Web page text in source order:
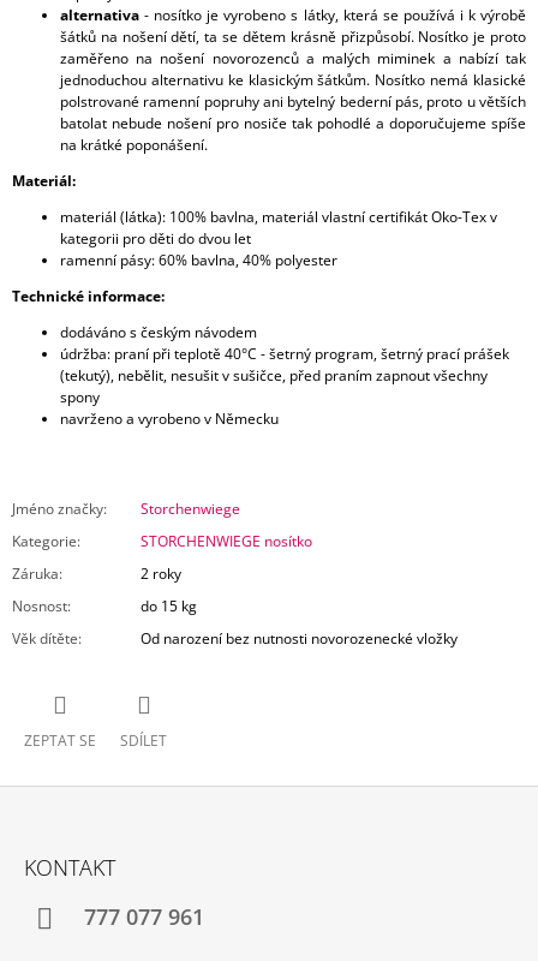
alternativa - nosítko je vyrobeno s látky, která se používá i k výrobě
šátků na nošení dětí, ta se dětem krásně přizpůsobí. Nosítko je proto
zaměřeno na nošení novorozenců a malých miminek a nabízí tak
jednoduchou alternativu ke klasickým šátkům. Nosítko nemá klasické
polstrované ramenní popruhy ani bytelný bederní pás, proto u větších
batolat nebude nošení pro nosiče tak pohodlé a doporučujeme spíše
na krátké poponášení.
Materiál:
materiál (látka): 100% bavlna, materiál vlastní certifikát Oko-Tex v
kategorii pro děti do dvou let
ramenní pásy: 60% bavlna, 40% polyester
Technické informace:
dodáváno s českým návodem
údržba: praní při teplotě 40°C - šetrný program, šetrný prací prášek
(tekutý), nebělit, nesušit v sušičce, před praním zapnout všechny
spony
navrženo a vyrobeno v Německu
Jméno značky:
Storchenwiege
Kategorie:
STORCHENWIEGE nosítko
Záruka:
2 roky
Nosnost:
do 15 kg
Věk dítěte: Od narození bez nutnosti novorozenecké vložky
ZEPTAT SE SDÍLET
KONTAKT
777 077 961